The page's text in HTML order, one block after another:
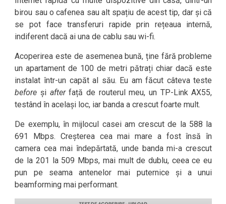
birou sau o cafenea sau alt spațiu de acest tip, dar și că
se pot face transferuri rapide prin rețeaua internă,
indiferent dacă ai una de cablu sau wi-fi.
Acoperirea este de asemenea bună, ține fără probleme
un apartament de 100 de metri pătrați chiar dacă este
instalat într-un capăt al său. Eu am făcut câteva teste
before și afterfață de routerul meu, un TP-Link AX55,
testând în același loc, iar banda a crescut foarte mult.
De exemplu, în mijlocul casei am crescut de la 588 la
691 Mbps. Creșterea cea mai mare a fost însă în
camera cea mai îndepărtată, unde banda mi-a crescut
de la 201 la 509 Mbps, mai mult de dublu, ceea ce eu
pun pe seama antenelor mai puternice și a unui
beamforming mai performant.